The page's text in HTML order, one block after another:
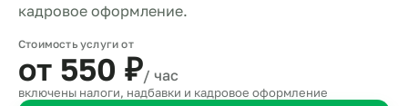
кадровое оформление.
Стоимость услуги от
от 550 ₽/ час
включены налоги, надбавки и кадровое оформление